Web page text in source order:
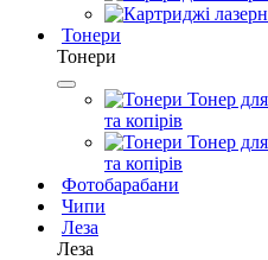
Тонери
Тонери
Тонер
та копірів
Тонер
та копірів
Фотобарабани
Чипи
Леза
Леза